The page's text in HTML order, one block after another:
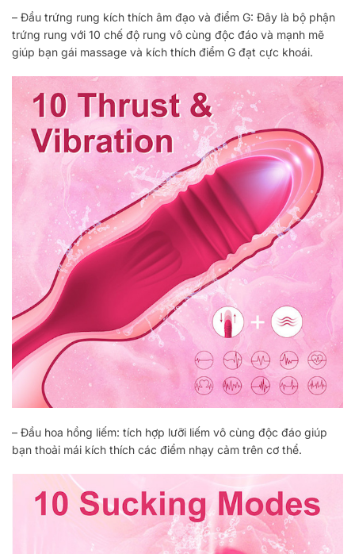
– Đầu trứng rung kích thích âm đạo và điểm G: Đây là bộ phận
trứng rung với 10 chế độ rung vô cùng độc đáo và mạnh mẽ
giúp bạn gái massage và kích thích điểm G đạt cực khoái.
– Đầu hoa hồng liếm: tích hợp lưỡi liếm vô cùng độc đáo giúp
bạn thoải mái kích thích các điểm nhạy cảm trên cơ thể.